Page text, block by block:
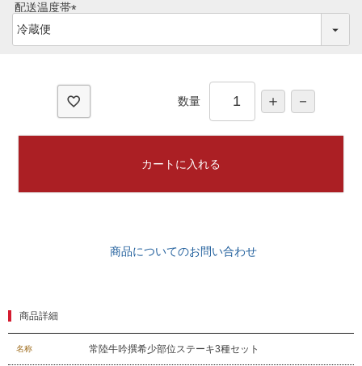
配送温度帯
必
数量
カートに入れる
商品についてのお問い合わせ
商品詳細
名称 常陸牛吟撰希少部位ステーキ3種セット